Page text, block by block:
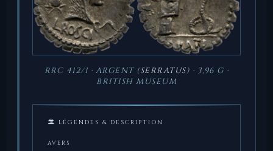
RRC 412/1 · ARGENT (SERRATUS) · 3,96 G ·
BRITISH MUSEUM
🏛 LÉGENDES & DESCRIPTION
AVERS